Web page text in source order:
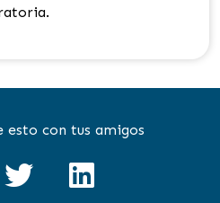
esto con tus amigos